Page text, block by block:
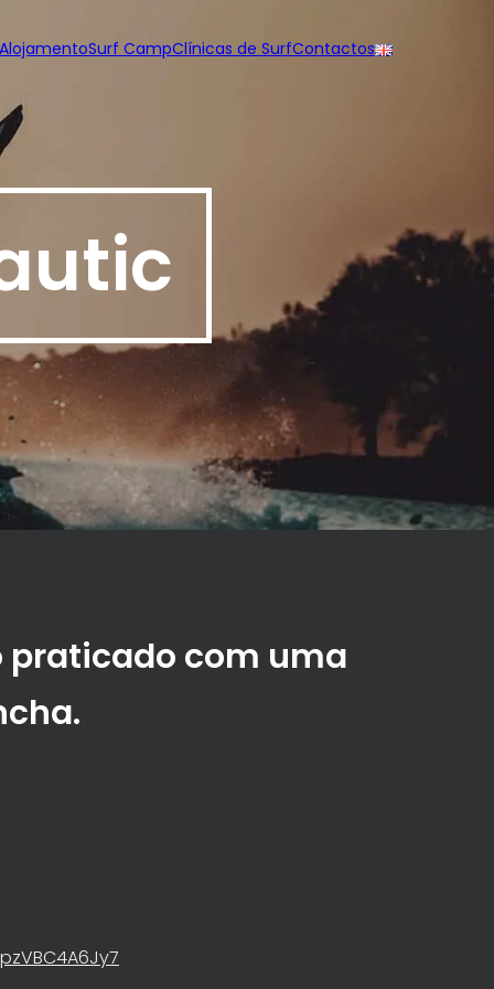
AlojamentoSurf CampClínicas de SurfContactos
praticado com uma